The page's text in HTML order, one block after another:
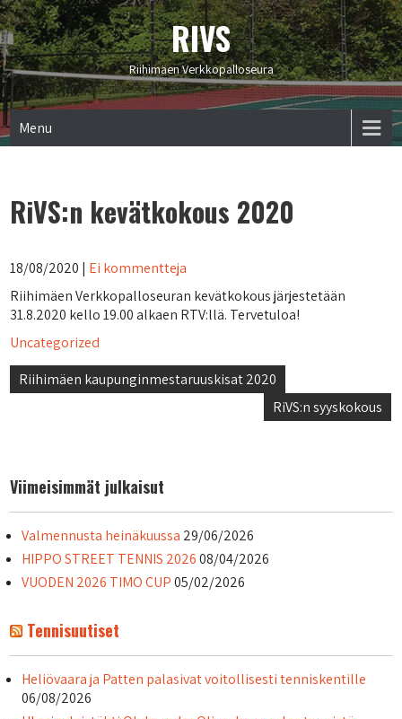
RIVS
Riihimäen Verkkopalloseura
Menu
RiVS:n kevätkokous 2020
18/08/2020 | Ei kommentteja
Riihimäen Verkkopalloseuran kevätkokous järjestetään
31.8.2020 kello 19.00 alkaen RTV:llä. Tervetuloa!
Uncategorized
Artikkelien
Riihimäen kaupunginmestaruuskisat 2020
RiVS:n syyskokous
Viimeisimmät julkaisut
Valmennusta heinäkuussa 29/06/2026
HIPPO STREET TENNIS 2026 08/04/2026
VUODEN 2026 TIMO CUP 05/02/2026
Tennisuutiset
Heliövaara ja Patten palasivat voitollisesti tenniskentille
06/08/2026